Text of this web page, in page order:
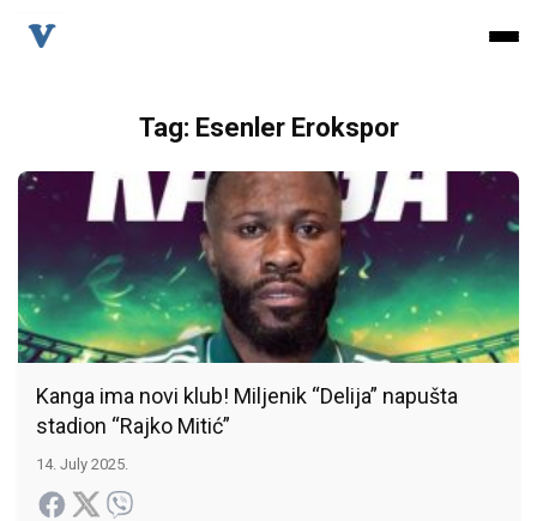
Tag: Esenler Erokspor
Kanga ima novi klub! Miljenik “Delija” napušta
stadion “Rajko Mitić”
14. July 2025.